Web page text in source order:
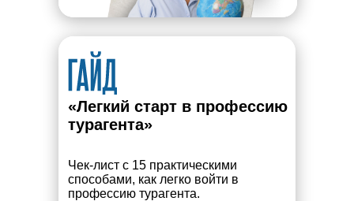
«Легкий старт в профессию
турагента»
Чек-лист с 15 практическими
способами, как легко войти в
профессию турагента.